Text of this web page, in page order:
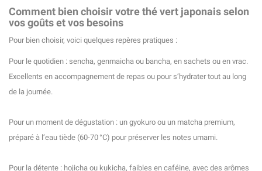
Comment bien choisir votre thé vert japonais selon
vos goûts et vos besoins
Pour bien choisir, voici quelques repères pratiques :
Pour le quotidien : sencha, genmaicha ou bancha, en sachets ou en vrac.
Excellents en accompagnement de repas ou pour s’hydrater tout au long
de la journée.
Pour un moment de dégustation : un gyokuro ou un matcha premium,
préparé à l’eau tiède (60-70 °C) pour préserver les notes umami.
Pour la détente : hojicha ou kukicha, faibles en caféine, avec des arômes